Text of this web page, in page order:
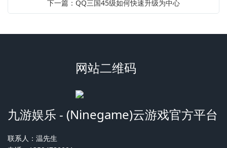
下一篇：QQ三国45级如何快速升级为中心
网站二维码
九游娱乐 - (Ninegame)云游戏官方平台
联系人：温先生